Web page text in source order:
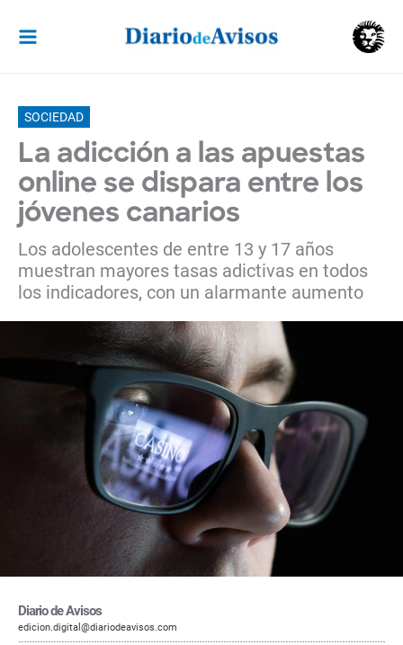
contenido
SOCIEDAD
La adicción a las apuestas
online se dispara entre los
jóvenes canarios
Los adolescentes de entre 13 y 17 años
muestran mayores tasas adictivas en todos
los indicadores, con un alarmante aumento
Diario de Avisos
edicion.digital@diariodeavisos.com